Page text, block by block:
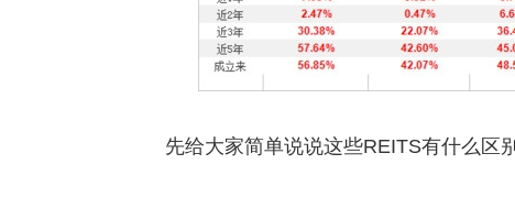
先给大家简单说说这些REITS有什么区别